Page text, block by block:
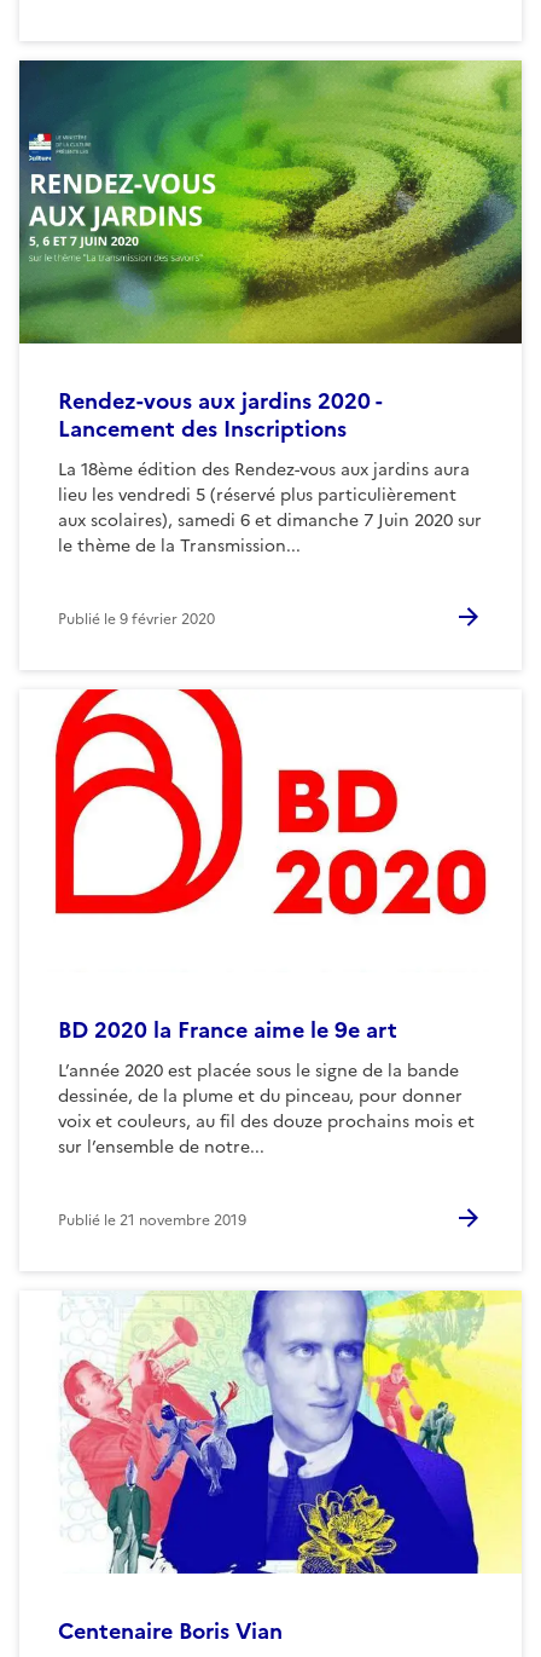
Rendez-vous aux jardins 2020 -
Lancement des Inscriptions
La 18ème édition des Rendez-vous aux jardins aura
lieu les vendredi 5 (réservé plus particulièrement
aux scolaires), samedi 6 et dimanche 7 Juin 2020 sur
le thème de la Transmission...
Publié le9 février 2020
BD 2020 la France aime le 9e art
L’année 2020 est placée sous le signe de la bande
dessinée, de la plume et du pinceau, pour donner
voix et couleurs, au fil des douze prochains mois et
sur l’ensemble de notre...
Publié le21 novembre 2019
Centenaire Boris Vian